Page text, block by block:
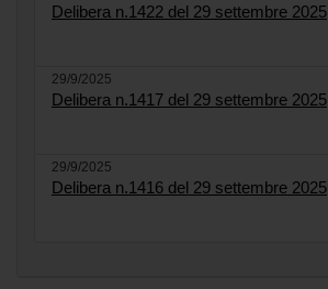
Delibera n.1422 del 29 settembre 2025
29/9/2025
Delibera n.1417 del 29 settembre 2025
29/9/2025
Delibera n.1416 del 29 settembre 2025